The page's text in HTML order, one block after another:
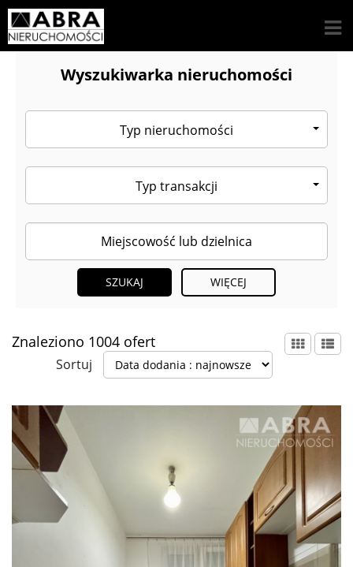
Wyszukiwarka nieruchomości
Typ nieruchomości
Typ transakcji
WIĘCEJ
Znaleziono 1004 ofert
Sortuj